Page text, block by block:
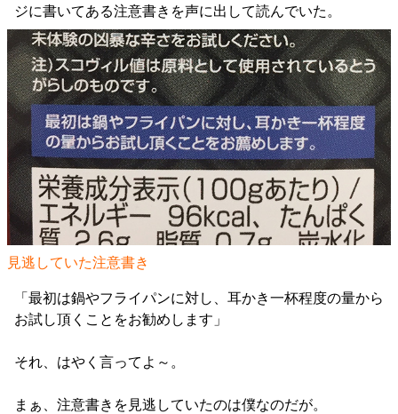
ジに書いてある注意書きを声に出して読んでいた。
見逃していた注意書き
「最初は鍋やフライパンに対し、耳かき一杯程度の量から
お試し頂くことをお勧めします」
それ、はやく言ってよ～。
まぁ、注意書きを見逃していたのは僕なのだが。